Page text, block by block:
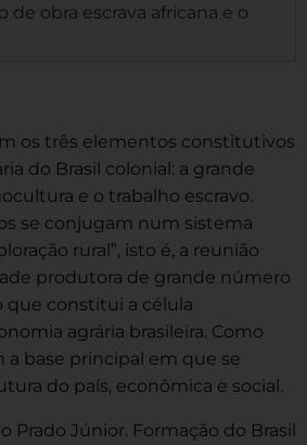
de obra escrava africana e o
os três elementos constitutivos
do Brasil colonial: a grande
e o trabalho escravo.
se conjugam num sistema
rural”, isto é, a reunião
produtora de grande número
que constitui a célula
agrária brasileira. Como
base principal em que se
do país, econômica e social.
Prado Júnior. Formação do Brasil